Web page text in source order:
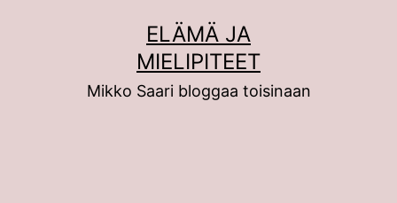
ELÄMÄ JA
MIELIPITEET
Mikko Saari bloggaa toisinaan